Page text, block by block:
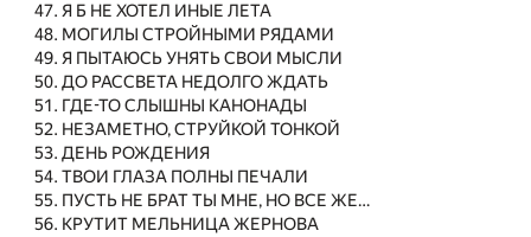
Я Б НЕ ХОТЕЛ ИНЫЕ ЛЕТА
МОГИЛЫ СТРОЙНЫМИ РЯДАМИ
Я ПЫТАЮСЬ УНЯТЬ СВОИ МЫСЛИ
ДО РАССВЕТА НЕДОЛГО ЖДАТЬ
ГДЕ-ТО СЛЫШНЫ КАНОНАДЫ
НЕЗАМЕТНО, СТРУЙКОЙ ТОНКОЙ
ДЕНЬ РОЖДЕНИЯ
ТВОИ ГЛАЗА ПОЛНЫ ПЕЧАЛИ
ПУСТЬ НЕ БРАТ ТЫ МНЕ, НО ВСЕ ЖЕ…
КРУТИТ МЕЛЬНИЦА ЖЕРНОВА